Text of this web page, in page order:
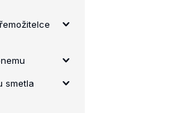
smetla